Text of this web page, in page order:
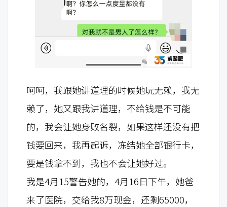
呵呵，我跟她讲道理的时候她玩无赖，我无
赖了，她又跟我讲道理，不给钱是不可能
的，我会让她身败名裂，如果这样还没有把
钱要回来，我再起诉，冻结她全部银行卡，
要是钱拿不到，我也不会让她好过。
我是4月15警告她的，4月16日下午，她爸
来了医院，交给我8万现金，还剩65000，